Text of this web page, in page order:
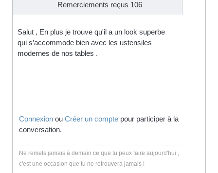
Remerciements reçus 106
Salut , En plus je trouve qu'il a un look superbe
qui s’accommode bien avec les ustensiles
modernes de nos tables .
Connexion ou Créer un compte pour participer à la
conversation.
Ne remets jamais à demain ce que tu peux faire aujourd'hui ,
c'est une occasion que tu ne retrouvera jamais !